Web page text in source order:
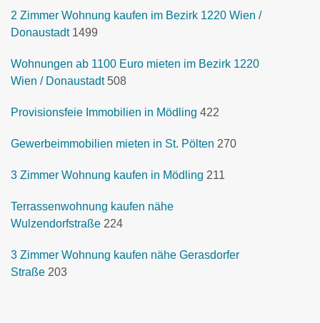
2 Zimmer Wohnung kaufen im Bezirk 1220 Wien /
Donaustadt 1499
Wohnungen ab 1100 Euro mieten im Bezirk 1220
Wien / Donaustadt 508
Provisionsfeie Immobilien in Mödling 422
Gewerbeimmobilien mieten in St. Pölten 270
3 Zimmer Wohnung kaufen in Mödling 211
Terrassenwohnung kaufen nähe
Wulzendorfstraße 224
3 Zimmer Wohnung kaufen nähe Gerasdorfer
Straße 203